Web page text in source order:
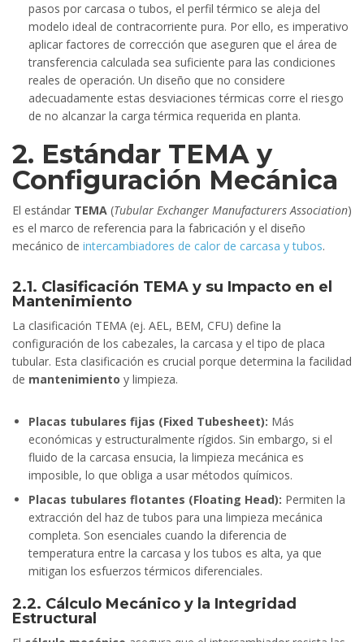
pasos por carcasa o tubos, el perfil térmico se aleja del
modelo ideal de contracorriente pura. Por ello, es imperativo
aplicar factores de corrección que aseguren que el área de
transferencia calculada sea suficiente para las condiciones
reales de operación. Un diseño que no considere
adecuadamente estas desviaciones térmicas corre el riesgo
de no alcanzar la carga térmica requerida en planta.
2. Estándar TEMA y
Configuración Mecánica
El estándar TEMA (Tubular Exchanger Manufacturers Association)
es el marco de referencia para la fabricación y el diseño
mecánico de intercambiadores de calor de carcasa y tubos.
2.1. Clasificación TEMA y su Impacto en el
Mantenimiento
La clasificación TEMA (ej. AEL, BEM, CFU) define la
configuración de los cabezales, la carcasa y el tipo de placa
tubular. Esta clasificación es crucial porque determina la facilidad
de mantenimiento y limpieza.
Placas tubulares fijas (Fixed Tubesheet): Más
económicas y estructuralmente rígidos. Sin embargo, si el
fluido de la carcasa ensucia, la limpieza mecánica es
imposible, lo que obliga a usar métodos químicos.
Placas tubulares flotantes (Floating Head): Permiten la
extracción del haz de tubos para una limpieza mecánica
completa. Son esenciales cuando la diferencia de
temperatura entre la carcasa y los tubos es alta, ya que
mitigan los esfuerzos térmicos diferenciales.
2.2. Cálculo Mecánico y la Integridad
Estructural